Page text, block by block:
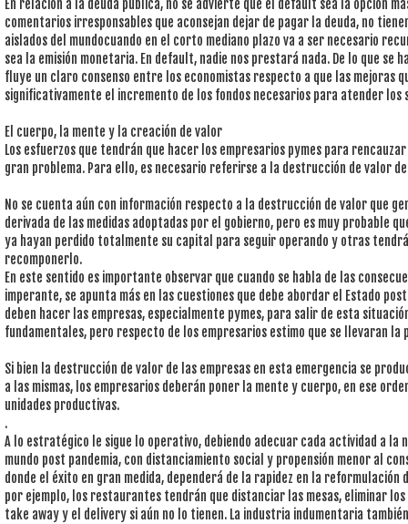
En relación a la deuda pública, no se advierte que el default sea la opción
comentarios irresponsables que aconsejan dejar de pagar la deuda, no
aislados del mundocuando en el corto mediano plazo va a ser necesario
sea la emisión monetaria. En default, nadie nos prestará nada. De lo que se
fluye un claro consenso entre los economistas respecto a que las mejoras
significativamente el incremento de los fondos necesarios para atender los
El cuerpo, la mente y la creación de valor
Los esfuerzos que tendrán que hacer los empresarios pymes para
gran problema. Para ello, es necesario referirse a la destrucción de valor
No se cuenta aún con información respecto a la destrucción de valor que
derivada de las medidas adoptadas por el gobierno, pero es muy probable
ya hayan perdido totalmente su capital para seguir operando y otras
recomponerlo.
En este sentido es importante observar que cuando se habla de las
imperante, se apunta más en las cuestiones que debe abordar el Estado
deben hacer las empresas, especialmente pymes, para salir de esta
fundamentales, pero respecto de los empresarios estimo que se llevaran la
Si bien la destrucción de valor de las empresas en esta emergencia se
a las mismas, los empresarios deberán poner la mente y cuerpo, en ese
unidades productivas.
.
A lo estratégico le sigue lo operativo, debiendo adecuar cada actividad a la
mundo post pandemia, con distanciamiento social y propensión menor al
donde el éxito en gran medida, dependerá de la rapidez en la reformulación
por ejemplo, los restaurantes tendrán que distanciar las mesas, eliminar
take away y el delivery si aún no lo tienen. La industria indumentaria